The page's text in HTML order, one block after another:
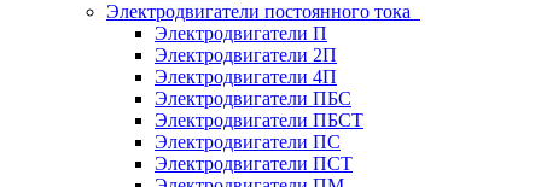
Электродвигатели постоянного тока
Электродвигатели П
Электродвигатели 2П
Электродвигатели 4П
Электродвигатели ПБС
Электродвигатели ПБСТ
Электродвигатели ПС
Электродвигатели ПСТ